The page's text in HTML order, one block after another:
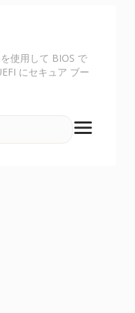
使用して BIOS で
にセキュア ブー